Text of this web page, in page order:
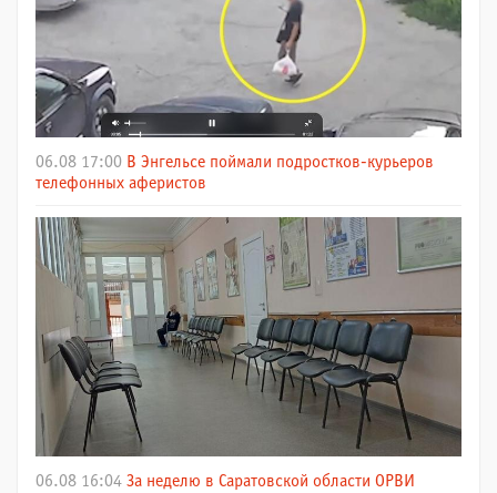
06.08 17:00 В Энгельсе поймали подростков-курьеров
телефонных аферистов
06.08 16:04 За неделю в Саратовской области ОРВИ